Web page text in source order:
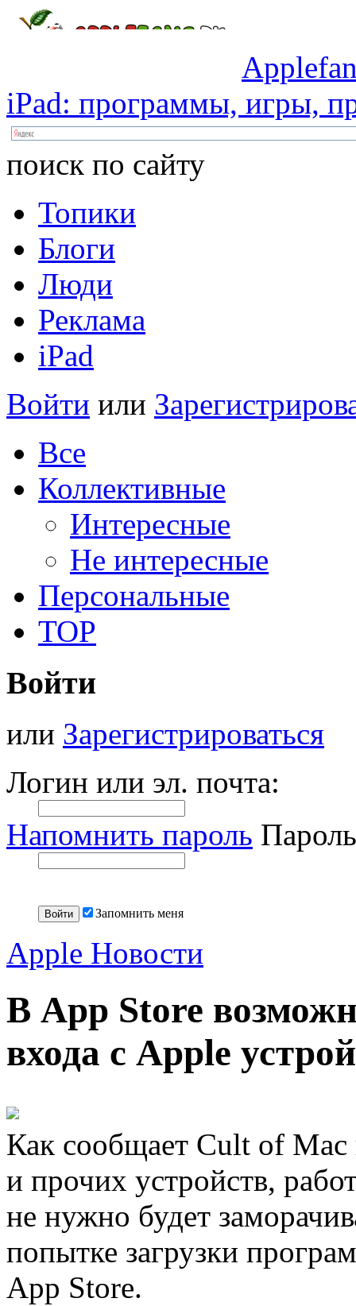
iPad: программы, игры,
поиск по сайту
Топики
Блоги
Люди
Реклама
iPad
Войти или
Все
Коллективные
Интересные
Не интересные
Персональные
TOP
Войти
или Зарегистрироваться
Логин или эл. почта:
Напомнить пароль
Запомнить меня
Apple Новости
В App Store
входа с Apple
Как сообщает Cult of Mac
и прочих устройств,
не нужно будет
попытке загрузки
App Store.